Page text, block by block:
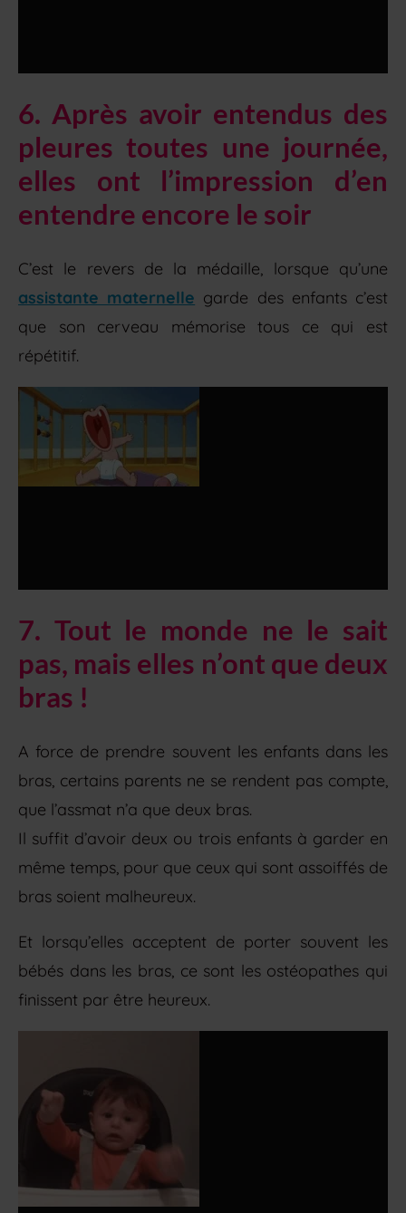
6. Après avoir entendus des
pleures toutes une journée,
elles ont l’impression d’en
entendre encore le soir
C’est le revers de la médaille, lorsque qu’une
assistante maternelle garde des enfants c’est
que son cerveau mémorise tous ce qui est
répétitif.
7. Tout le monde ne le sait
pas, mais elles n’ont que deux
bras !
A force de prendre souvent les enfants dans les
bras, certains parents ne se rendent pas compte,
que l’assmat n’a que deux bras.
Il suffit d’avoir deux ou trois enfants à garder en
même temps, pour que ceux qui sont assoiffés de
bras soient malheureux.
Et lorsqu’elles acceptent de porter souvent les
bébés dans les bras, ce sont les ostéopathes qui
finissent par être heureux.